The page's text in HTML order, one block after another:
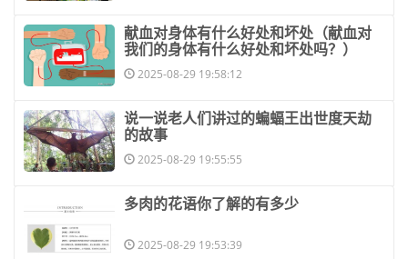
​献血对身体有什么好处和坏处（献血对
我们的身体有什么好处和坏处吗？）
2025-08-29 19:58:12
​说一说老人们讲过的蝙蝠王出世度天劫
的故事
2025-08-29 19:55:55
​多肉的花语你了解的有多少
2025-08-29 19:53:39